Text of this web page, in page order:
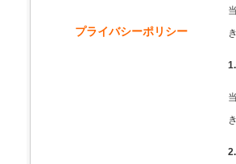
プライバシーポリシー